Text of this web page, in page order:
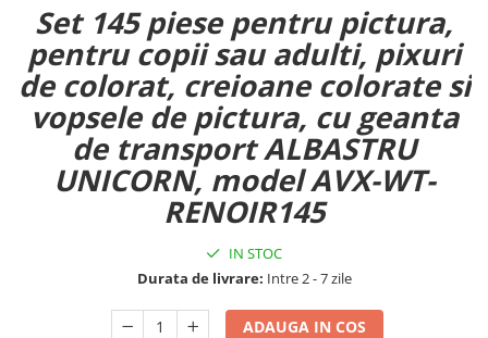
Set 145 piese pentru pictura,
pentru copii sau adulti, pixuri
de colorat, creioane colorate si
vopsele de pictura, cu geanta
de transport ALBASTRU
UNICORN, model AVX-WT-
RENOIR145
IN STOC
Durata de livrare: Intre 2 - 7 zile
ADAUGA IN COS